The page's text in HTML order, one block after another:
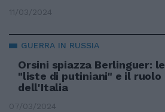
11/03/2024
GUERRA IN RUSSIA
Orsini spiazza Berlinguer: le
"liste di putiniani" e il ruolo
dell'Italia
07/03/2024